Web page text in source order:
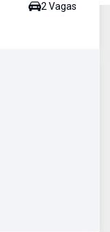
2 Vagas